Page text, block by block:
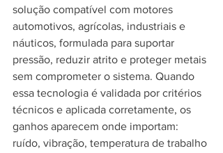
solução compatível com motores
automotivos, agrícolas, industriais e
náuticos, formulada para suportar
pressão, reduzir atrito e proteger metais
sem comprometer o sistema. Quando
essa tecnologia é validada por critérios
técnicos e aplicada corretamente, os
ganhos aparecem onde importam:
ruído, vibração, temperatura de trabalho